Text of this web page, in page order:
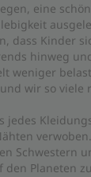
eine
dass Kinder
hinweg
weniger
wir so viele
jedes
Schwestern
den Planeten